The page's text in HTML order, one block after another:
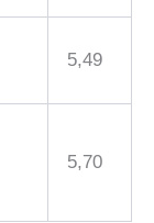
5,49
5,70